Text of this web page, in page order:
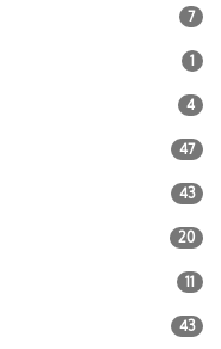
7
1
4
47
43
20
11
43